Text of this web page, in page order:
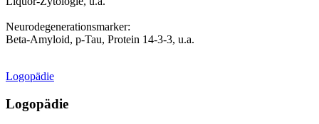
Neurodegenerationsmarker:
Beta-Amyloid, p-Tau, Protein 14-3-3, u.a.
Logopädie
Logopädie